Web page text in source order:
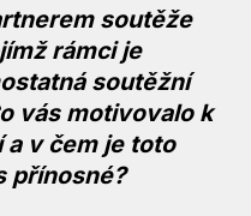
soutěže
rámci je
soutěžní
vás motivovalo k
v čem je toto
přínosné?